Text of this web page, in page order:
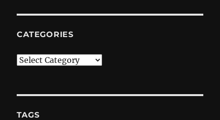
CATEGORIES
Categories
TAGS